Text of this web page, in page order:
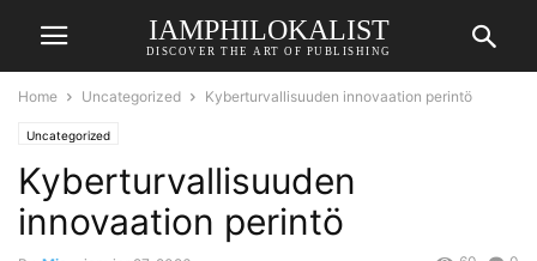
IAMPHILOKALIST
DISCOVER THE ART OF PUBLISHING
Home Uncategorized Kyberturvallisuuden innovaation perintö
Uncategorized
Kyberturvallisuuden
innovaation perintö